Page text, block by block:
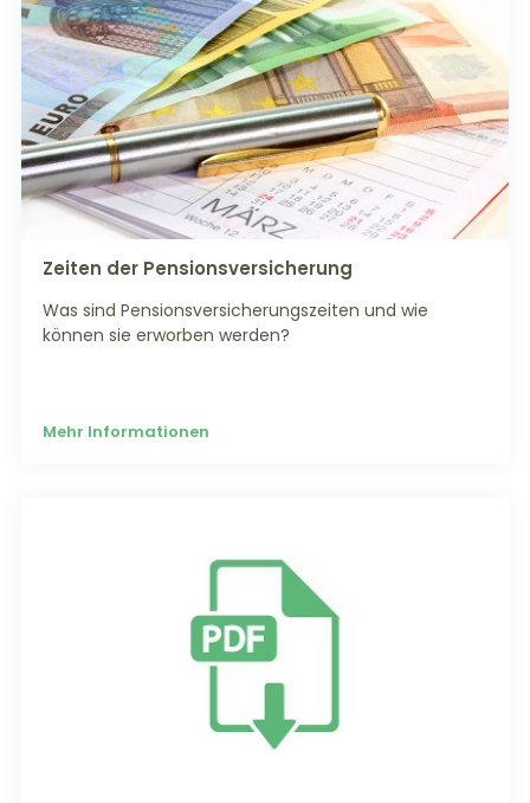
Zeiten der Pensionsversicherung
Was sind Pensionsversicherungszeiten und wie
können sie erworben werden?
Mehr Informationen